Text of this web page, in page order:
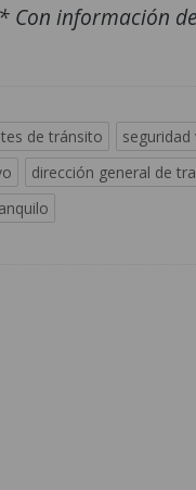
* Con información
de tránsito
seguridad
dirección general de